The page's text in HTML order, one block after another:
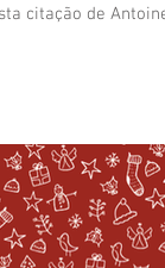
citação de